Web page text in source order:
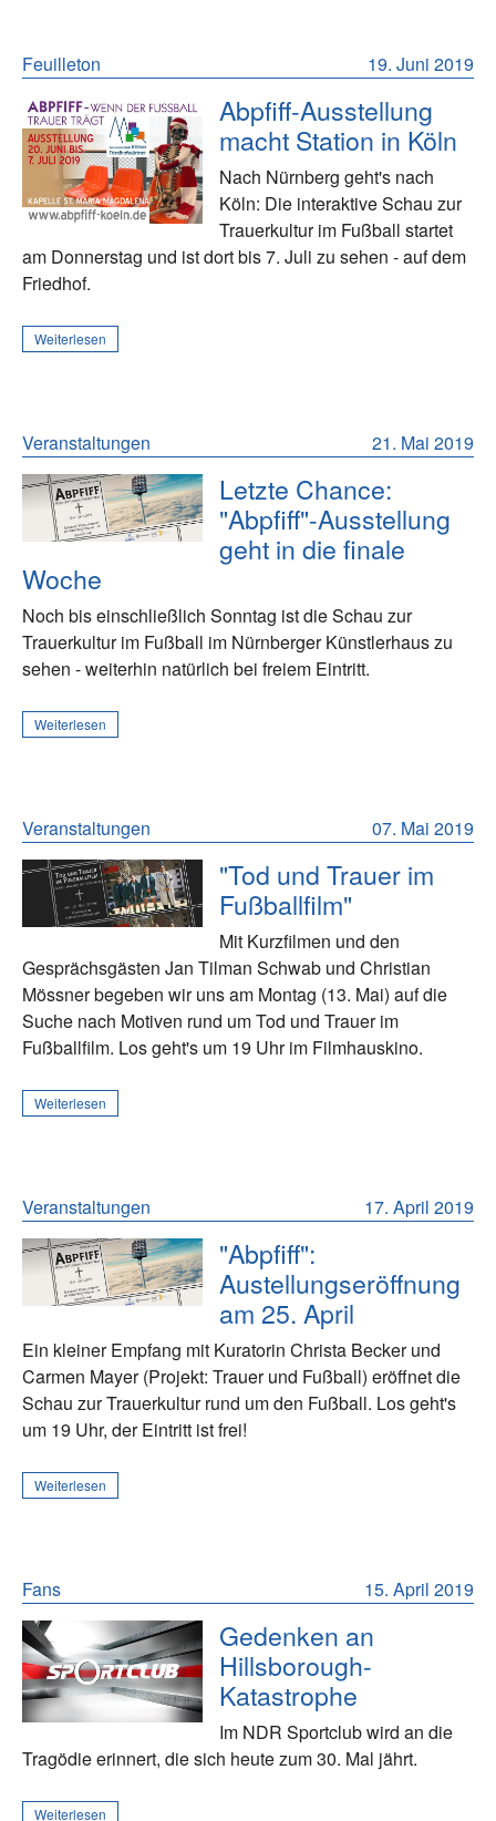
19. Juni 2019
Feuilleton
Abpfiff-Ausstellung
macht Station in Köln
Nach Nürnberg geht's nach
Köln: Die interaktive Schau zur
Trauerkultur im Fußball startet
am Donnerstag und ist dort bis 7. Juli zu sehen - auf dem
Friedhof.
Weiterlesen
21. Mai 2019
Veranstaltungen
Letzte Chance:
"Abpfiff"-Ausstellung
geht in die finale
Woche
Noch bis einschließlich Sonntag ist die Schau zur
Trauerkultur im Fußball im Nürnberger Künstlerhaus zu
sehen - weiterhin natürlich bei freiem Eintritt.
Weiterlesen
07. Mai 2019
Veranstaltungen
"Tod und Trauer im
Fußballfilm"
Mit Kurzfilmen und den
Gesprächsgästen Jan Tilman Schwab und Christian
Mössner begeben wir uns am Montag (13. Mai) auf die
Suche nach Motiven rund um Tod und Trauer im
Fußballfilm. Los geht's um 19 Uhr im Filmhauskino.
Weiterlesen
17. April 2019
Veranstaltungen
"Abpfiff":
Austellungseröffnung
am 25. April
Ein kleiner Empfang mit Kuratorin Christa Becker und
Carmen Mayer (Projekt: Trauer und Fußball) eröffnet die
Schau zur Trauerkultur rund um den Fußball. Los geht's
um 19 Uhr, der Eintritt ist frei!
Weiterlesen
15. April 2019
Fans
Gedenken an
Hillsborough-
Katastrophe
Im NDR Sportclub wird an die
Tragödie erinnert, die sich heute zum 30. Mal jährt.
Weiterlesen